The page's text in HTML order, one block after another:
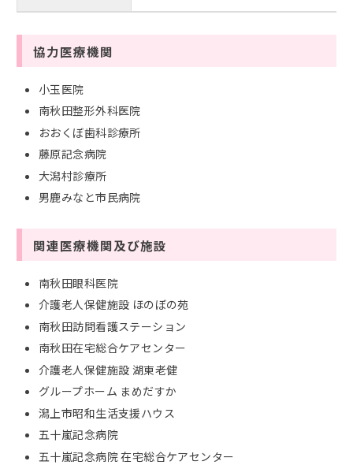
協力医療機関
小玉医院
南秋田整形外科医院
おおくぼ歯科診療所
藤原記念病院
大潟村診療所
男鹿みなと市民病院
関連医療機関及び施設
南秋田眼科医院
介護老人保健施設 ほのぼの苑
南秋田訪問看護ステーション
南秋田在宅総合ケアセンター
介護老人保健施設 湖東老健
グループホーム まめだすか
潟上市昭和生活支援ハウス
五十嵐記念病院
五十嵐記念病院 在宅総合ケアセンター